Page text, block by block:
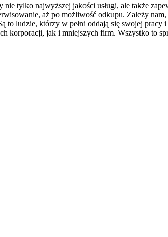
tylko najwyższej jakości usługi, ale także
aż po możliwość odkupu. Zależy
ludzie, którzy w pełni oddają się swojej
korporacji, jak i mniejszych firm. Wszystko to